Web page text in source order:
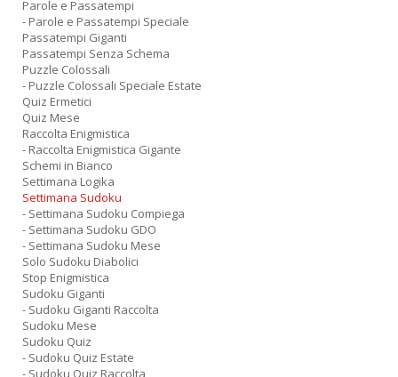
Parole e Passatempi
- Parole e Passatempi Speciale
Passatempi Giganti
Passatempi Senza Schema
Puzzle Colossali
- Puzzle Colossali Speciale Estate
Quiz Ermetici
Quiz Mese
Raccolta Enigmistica
- Raccolta Enigmistica Gigante
Schemi in Bianco
Settimana Logika
Settimana Sudoku
- Settimana Sudoku Compiega
- Settimana Sudoku GDO
- Settimana Sudoku Mese
Solo Sudoku Diabolici
Stop Enigmistica
Sudoku Giganti
- Sudoku Giganti Raccolta
Sudoku Mese
Sudoku Quiz
- Sudoku Quiz Estate
- Sudoku Quiz Raccolta